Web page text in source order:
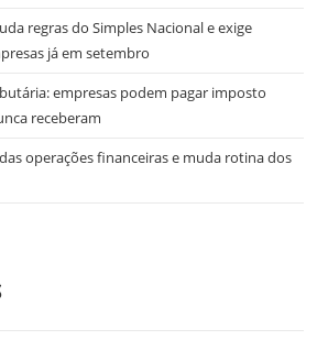
regras do Simples Nacional e exige
já em setembro
empresas podem pagar imposto
receberam
operações financeiras e muda rotina dos